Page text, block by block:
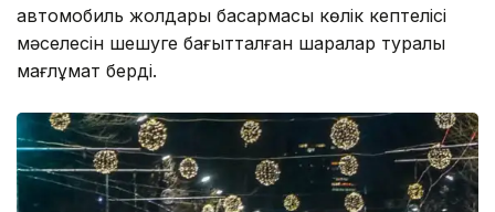
автомобиль жолдары басқармасы көлік кептелісі
мәселесін шешуге бағытталған шаралар туралы
мағлұмат берді.